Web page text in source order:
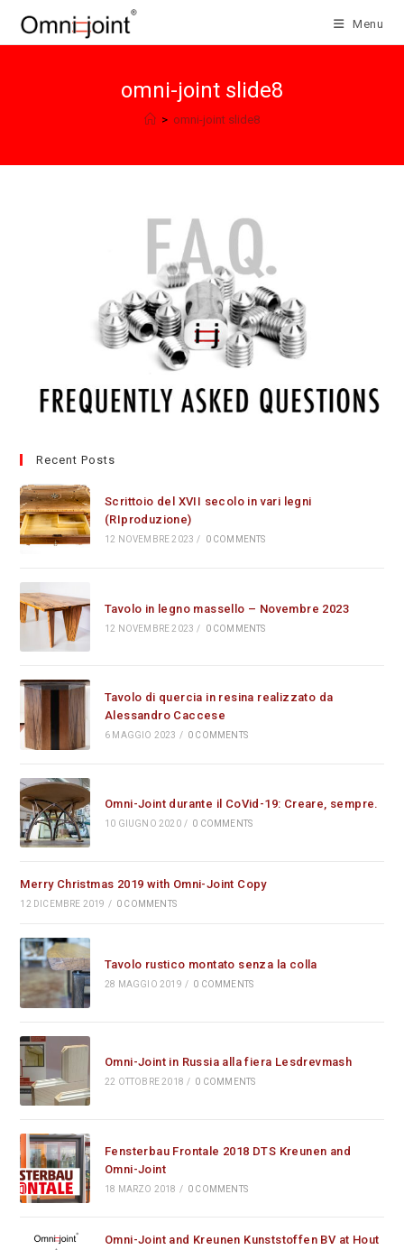
Menu
omni-joint slide8
> omni-joint slide8
Recent Posts
Scrittoio del XVII secolo in vari legni
(RIproduzione)
12 NOVEMBRE 2023 / 0 COMMENTS
Tavolo in legno massello – Novembre 2023
12 NOVEMBRE 2023 / 0 COMMENTS
Tavolo di quercia in resina realizzato da
Alessandro Caccese
6 MAGGIO 2023 / 0 COMMENTS
Omni-Joint durante il CoVid-19: Creare, sempre.
10 GIUGNO 2020 / 0 COMMENTS
Merry Christmas 2019 with Omni-Joint Copy
12 DICEMBRE 2019 / 0 COMMENTS
Tavolo rustico montato senza la colla
28 MAGGIO 2019 / 0 COMMENTS
Omni-Joint in Russia alla fiera Lesdrevmash
22 OTTOBRE 2018 / 0 COMMENTS
Fensterbau Frontale 2018 DTS Kreunen and
Omni-Joint
18 MARZO 2018 / 0 COMMENTS
Omni-Joint and Kreunen Kunststoffen BV at Hout